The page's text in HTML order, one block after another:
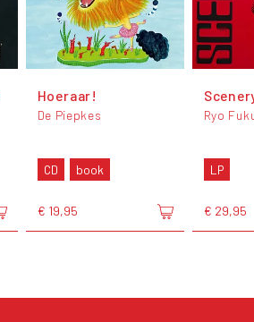
Hoeraar!
De Piepkes
CD book
€ 19,95
Ryo
LP
€ 29,95